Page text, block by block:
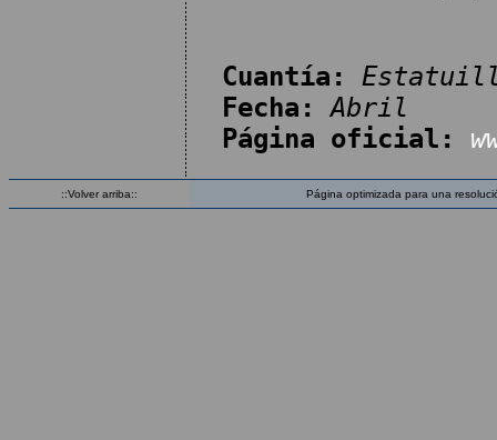
Cuantía:
Fecha:
Abril
Página oficial:
::Volver arriba:: Página optimizada para una